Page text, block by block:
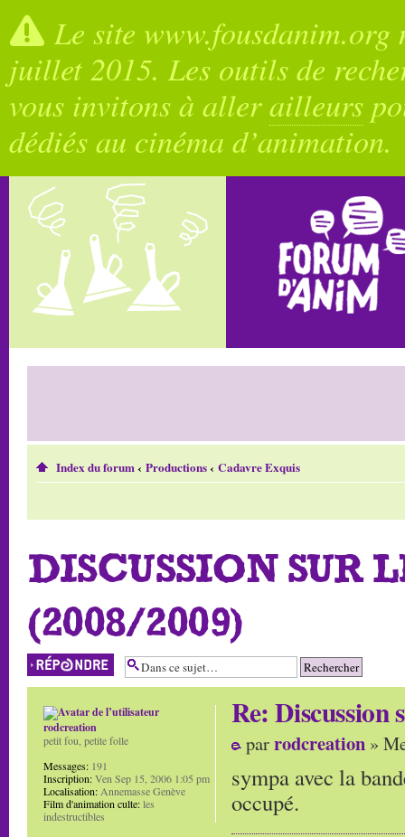
Le site
juillet 2015. Les outils de
vous invitons à allerailleurs
dédiés au cinéma d’animation.
Index du forum‹ Productions‹ Cadavre Exquis
DISCUSSION SUR
(2008/2009)
Répondre
Re: Discussion
parrodcreation »
sympa avec la
occupé.
rodcreation
petit fou, petite folle
Messages: 191
Inscription:Ven Sep 15, 2006 1:05 pm
Localisation: Annemasse Genève
Film d'animation culte:les
indestructibles